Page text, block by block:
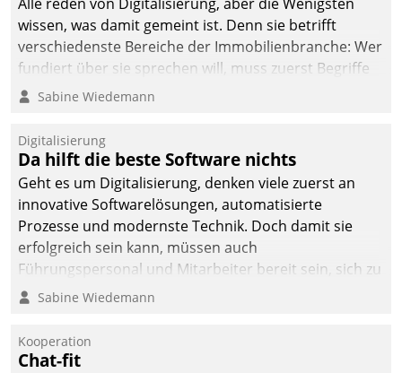
man auf
Cloudtechnologie,
bewährte und Startup-
agile Projektmethoden.
wissen, was damit gemeint ist. Denn sie betrifft
verschiedenste Bereiche der Immobilienbranche: Wer
fundiert über sie sprechen will, muss zuerst Begriffe
klären. Ein Aspekt ist die betriebliche Optimierung:
Einsparungen durch optimierte und automatisierte
Prozesse. Doch man darf nicht zu viel erwarten: Allein
mit der Einführung einer neuen Software ist es nicht
getan. Die Digitalisierung erfordert von Unternehmen
die Bereitschaft, sich zu überprüfen, zu hinterfragen
und zu verändern.
Sabine Wiedemann
Digitalisierung
Da hilft die beste Software nichts
Geht es um Digitalisierung, denken viele zuerst an
innovative Softwarelösungen, automatisierte
Prozesse und modernste Technik. Doch damit sie
erfolgreich sein kann, müssen auch
Führungspersonal und Mitarbeiter bereit sein, sich zu
verändern und anzupassen, sonst werden sie an ihr
Sabine Wiedemann
Kooperation
Chat-fit